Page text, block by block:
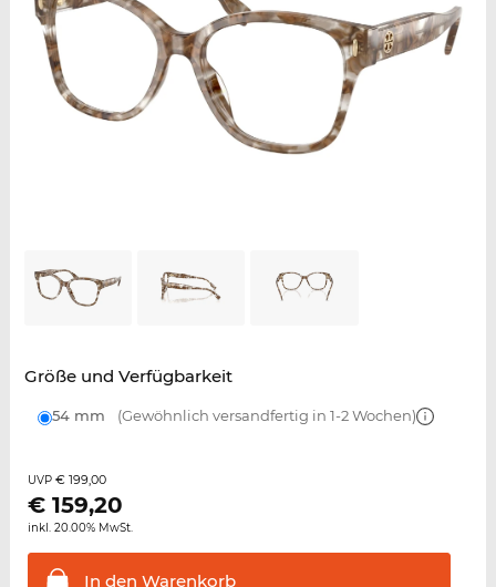
Größe und Verfügbarkeit
54 mm (Gewöhnlich versandfertig in 1-2 Wochen)
UVP € 199,00
€ 159,20
inkl. 20.00% MwSt.
In den Warenkorb